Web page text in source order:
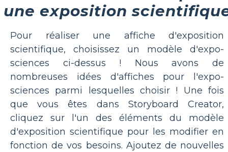
une exposition
Pour réaliser une affiche d'exposition
scientifique, choisissez un modèle d'expo-
sciences ci-dessus ! Nous avons de
nombreuses idées d'affiches pour l'expo-
sciences parmi lesquelles choisir ! Une fois
que vous êtes dans Storyboard Creator,
cliquez sur l'un des éléments du modèle
d'exposition scientifique pour les modifier en
fonction de vos besoins. Ajoutez de nouvelles